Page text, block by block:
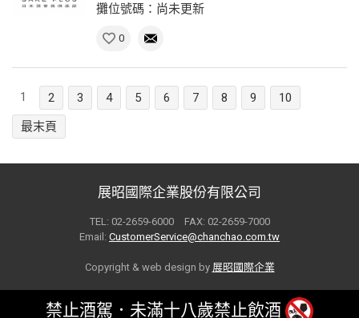
攤位號碼：尚未更新
0
1 2 3 4 5 6 7 8 9
10
最末頁
展昭國際企業股份有限公司
TEL: 02-2659-6000 FAX: 02-2659-7000
Email: CustomerService@chanchao.com.tw
Copyright & web design by 展昭國際企業
禁止酒駕．未滿十八歲禁止飲酒